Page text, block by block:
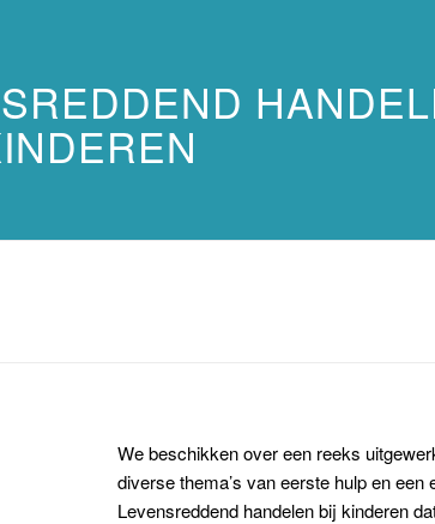
We beschikken over een reeks
diverse thema’s van eerste hulp en een
Levensreddend handelen bij kinderen